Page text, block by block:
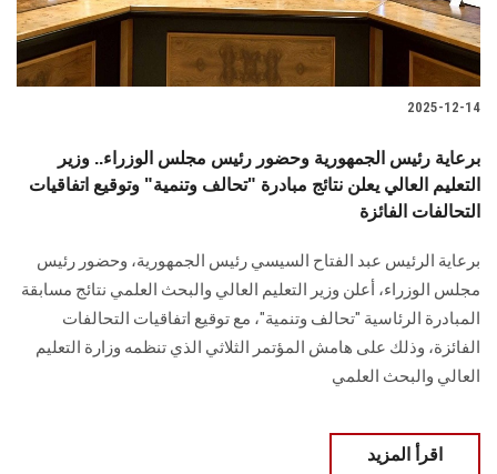
2025-12-14
برعاية رئيس الجمهورية وحضور رئيس مجلس الوزراء.. وزير
التعليم العالي يعلن نتائج مبادرة "تحالف وتنمية" وتوقيع اتفاقيات
التحالفات الفائزة
برعاية الرئيس عبد الفتاح السيسي رئيس الجمهورية، وحضور رئيس
مجلس الوزراء، أعلن وزير التعليم العالي والبحث العلمي نتائج مسابقة
المبادرة الرئاسية "تحالف وتنمية"، مع توقيع اتفاقيات التحالفات
الفائزة، وذلك على هامش المؤتمر الثلاثي الذي تنظمه وزارة التعليم
العالي والبحث العلمي
اقرأ المزيد